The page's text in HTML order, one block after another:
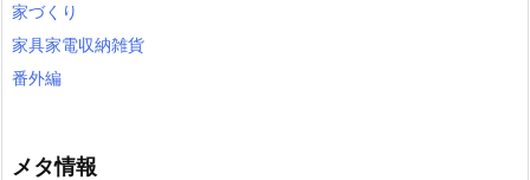
家づくり
家具家電収納雑貨
番外編
メタ情報